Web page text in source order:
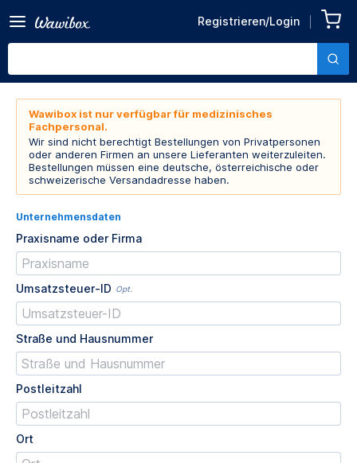
Registrieren/Login
Wawibox ist nur verfügbar für medizinisches
Fachpersonal.
Wir sind nicht berechtigt Bestellungen von Privatpersonen
oder anderen Firmen an unsere Lieferanten weiterzuleiten.
Bestellungen müssen eine deutsche, österreichische oder
schweizerische Versandadresse haben.
Unternehmensdaten
Praxisname oder Firma
Umsatzsteuer-ID Opt.
Straße und Hausnummer
Postleitzahl
Ort